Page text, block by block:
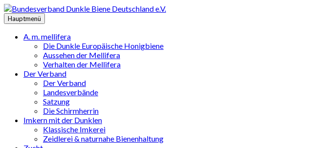
Zum
Inhalt
springen
Hauptmenü
A. m. mellifera
Die Dunkle Europäische Honigbiene
Aussehen der Mellifera
Verhalten der Mellifera
Der Verband
Der Verband
Landesverbände
Satzung
Die Schirmherrin
Imkern mit der Dunklen
Klassische Imkerei
Zeidlerei & naturnahe Bienenhaltung